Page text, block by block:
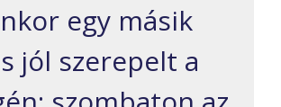
egy másik
jól szerepelt a